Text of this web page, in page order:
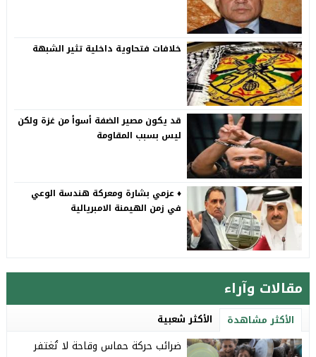
خلافات فتحاوية داخلية تثير الشبهة
قد يكون مصير الضفة أسوأ من غزة ولكن
ليس بسبب المقاومة
♦️ عزمي بشارة ومعركة هندسة الوعي
في زمن الهيمنة الامبريالية
مقالات وآراء
الأكثر مشاهدة الأكثر شعبية
ضرائب حركة حماس وقاحة لا تُغتفر